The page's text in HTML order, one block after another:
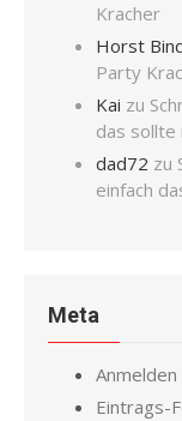
Kracher
Horst
Party
Kai zu
das sollte
dad72 zu
einfach
Meta
Anmelden
Eintrags-